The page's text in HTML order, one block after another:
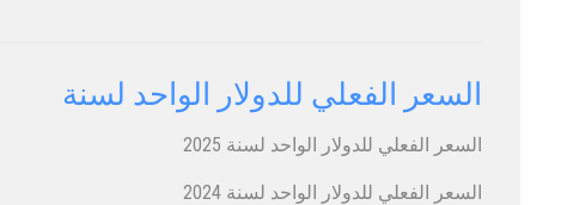
السعر الفعلي للدولار الواحد لسنة
​السعر الفعلي للدولار​ الواحد لسنة ​2025
​السعر الفعلي للدولار​ الواحد لسنة ​2024